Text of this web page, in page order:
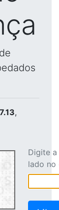
,
Digite
lado no